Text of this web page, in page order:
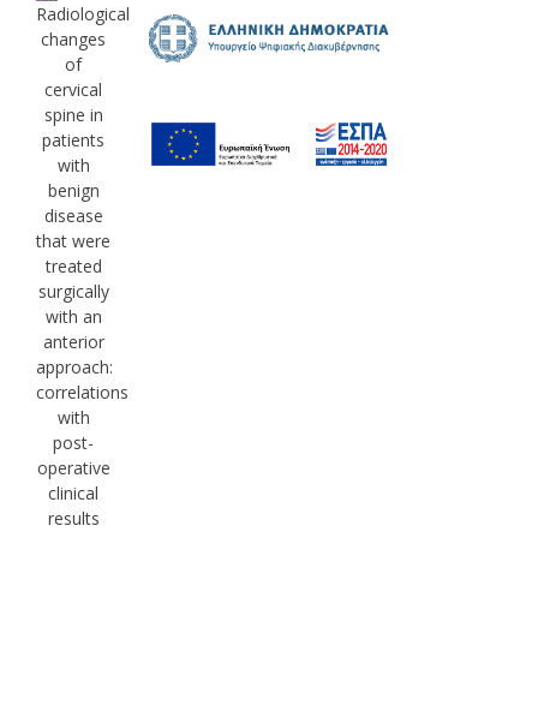
Radiological
changes
of
cervical
spine in
patients
with
benign
disease
that were
treated
surgically
with an
anterior
approach:
correlations
with
post-
operative
clinical
results